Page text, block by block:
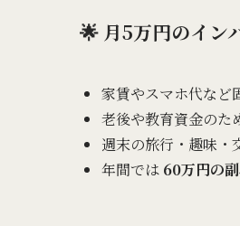
🌟 月5万円のイン
家賃やスマホ代など
老後や教育資金のた
週末の旅行・趣味・
年間では 60万円の